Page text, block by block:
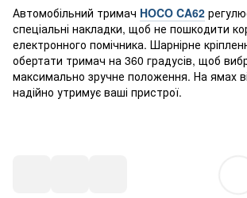
Автомобільний тримач HOCO CA62
спеціальні накладки, щоб не пошкодити
електронного помічника. Шарнірне
обертати тримач на 360 градусів, щоб
максимально зручне положення. На ямах
надійно утримує ваші пристрої.